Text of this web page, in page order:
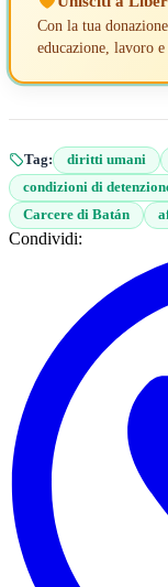
Con la tua
educazione, lavoro e
Tag: diritti umani
condizioni di
Carcere di Batán
Condividi: